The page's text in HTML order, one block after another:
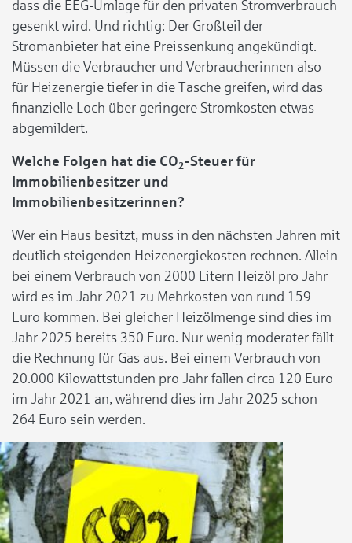
dass die EEG-Umlage für den privaten Stromverbrauch
gesenkt wird. Und richtig: Der Großteil der
Stromanbieter hat eine Preissenkung angekündigt.
Müssen die Verbraucher und Verbraucherinnen also
für Heizenergie tiefer in die Tasche greifen, wird das
finanzielle Loch über geringere Stromkosten etwas
abgemildert.
Welche Folgen hat die CO2-Steuer für
Immobilienbesitzer und
Immobilienbesitzerinnen?
Wer ein Haus besitzt, muss in den nächsten Jahren mit
deutlich steigenden Heizenergiekosten rechnen. Allein
bei einem Verbrauch von 2000 Litern Heizöl pro Jahr
wird es im Jahr 2021 zu Mehrkosten von rund 159
Euro kommen. Bei gleicher Heizölmenge sind dies im
Jahr 2025 bereits 350 Euro. Nur wenig moderater fällt
die Rechnung für Gas aus. Bei einem Verbrauch von
20.000 Kilowattstunden pro Jahr fallen circa 120 Euro
im Jahr 2021 an, während dies im Jahr 2025 schon
264 Euro sein werden.